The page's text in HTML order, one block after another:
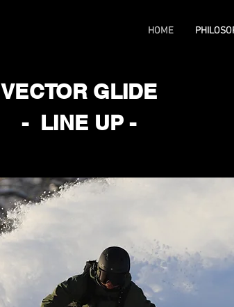
HOME
VECTOR GLIDE
- LINE UP -